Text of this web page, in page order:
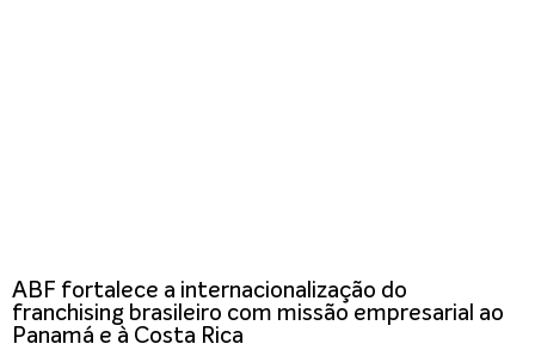
ABF fortalece a internacionalização do
franchising brasileiro com missão empresarial ao
Panamá e à Costa Rica